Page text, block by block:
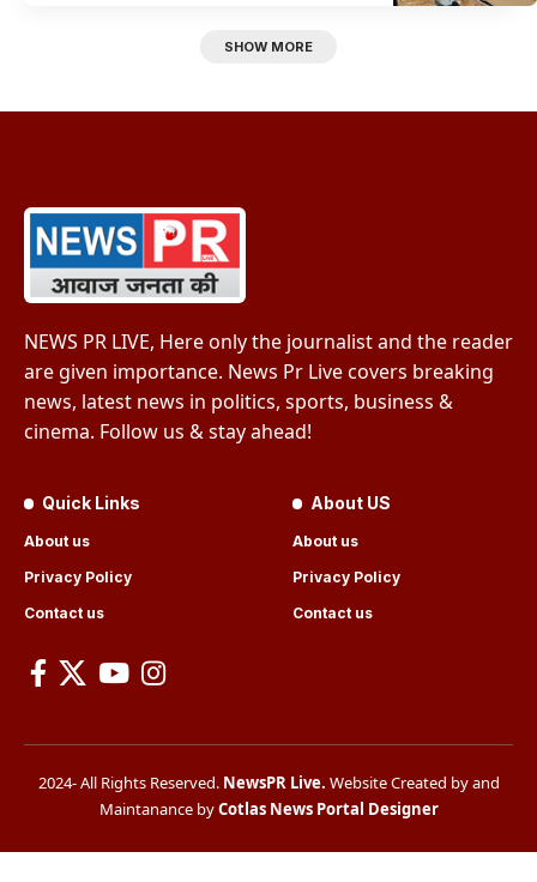
SHOW MORE
NEWS PR LIVE, Here only the journalist and the reader
are given importance. News Pr Live covers breaking
news, latest news in politics, sports, business &
cinema. Follow us & stay ahead!
Quick Links
About us
Privacy Policy
Contact us
About US
About us
Privacy Policy
Contact us
2024- All Rights Reserved. NewsPR Live. Website Created by and
Maintanance byCotlas News Portal Designer